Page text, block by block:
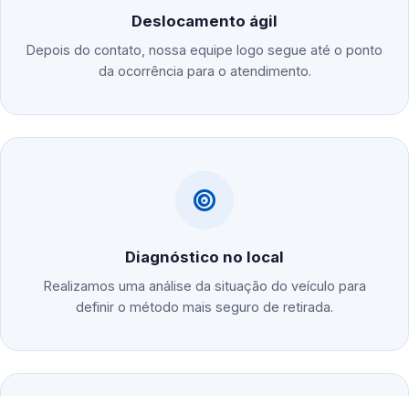
Deslocamento ágil
Depois do contato, nossa equipe logo segue até o ponto
da ocorrência para o atendimento.
Diagnóstico no local
Realizamos uma análise da situação do veículo para
definir o método mais seguro de retirada.